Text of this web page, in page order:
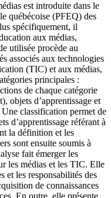
est introduite dans le
québécoise (PFEQ) des
spécifiquement, il
aux médias,
utilisée procède au
associés aux technologies
(TIC) et aux médias,
principales :
de chaque catégorie
objets d’apprentissage et
classification permet de
d’apprentissage référant à
la définition et les
sont ensuite soumis à
fait émerger les
les médias et les TIC. Elle
et les responsabilités des
de connaissances
En outre, elle présente